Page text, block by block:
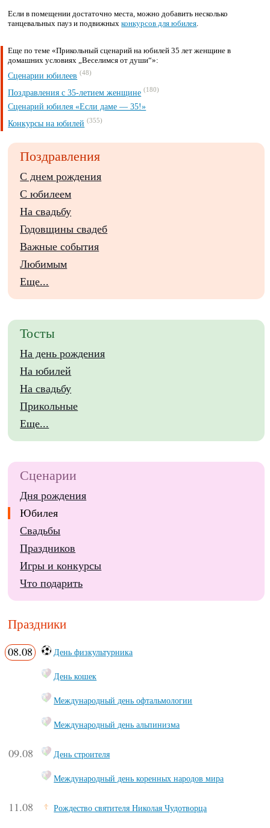
Если в помещении достаточно места, можно добавить несколько
танцевальных пауз и подвижныхконкурсов для юбилея.
Еще по теме «Прикольный сценарий на юбилей 35 лет женщине в
домашних условиях „Веселимся от души“»:
Сценарии юбилеев (48)
Поздравления с 35-летием женщине (180)
Сценарий юбилея «Если даме — 35!»
Конкурсы на юбилей (355)
Поздравления
С днем рождения
С юбилеем
На свадьбу
Годовщины свадеб
Важные события
Любимым
Еще...
Тосты
На день рождения
На юбилей
На свадьбу
Прикольные
Еще...
Сценарии
Дня рождения
Юбилея
Свадьбы
Праздников
Игры и конкурсы
Что подарить
Праздники
08.08 День физкультурника
День кошек
Международный день офтальмологии
Международный день альпинизма
09.08 День строителя
Международный день коренных народов мира
11.08 Рождество святителя Николая Чудотворца